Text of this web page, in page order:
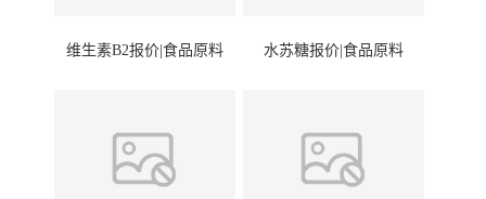
维生素B2报价|食品原料 水苏糖报价|食品原料